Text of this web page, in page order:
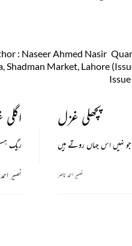
: Naseer Ahmed Nasir
ریگ
نصیر
پچھلی غزل
جو نہیں اس جہاں روتے ہیں
نصیر احمد ناصر